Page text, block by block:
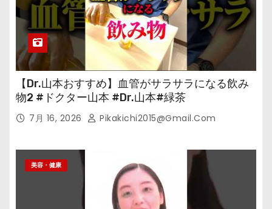
【Dr.山本おすすめ】血管がサラサラになる飲み
物2 #ドクター山本 #Dr.山本#緑茶
7月 16, 2026 Pikakichi2015@gmail.com
美容・健康